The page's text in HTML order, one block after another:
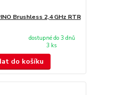
Brushless 2,4 GHz RTR
dostupné do 3 dnů
3 ks
do košíku